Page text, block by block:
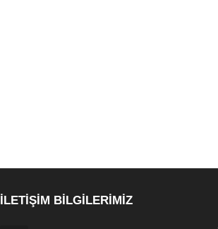
İLETİŞİM BİLGİLERİMİZ